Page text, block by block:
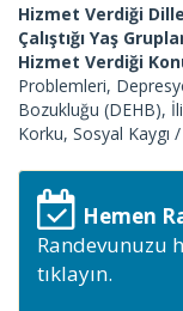
Hizmet Verdiği
Çalıştığı Yaş
Hizmet Verdiği
Problemleri,
Bozukluğu (DEHB),
Korku, Sosyal
Hemen
Randevunuzu
tıklayın.